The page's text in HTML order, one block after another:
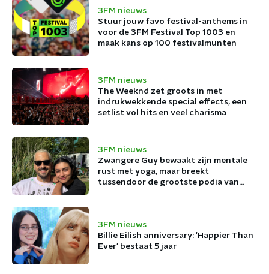
3FM nieuws
Stuur jouw favo festival-anthems in
voor de 3FM Festival Top 1003 en
maak kans op 100 festivalmunten
3FM nieuws
The Weeknd zet groots in met
indrukwekkende special effects, een
setlist vol hits en veel charisma
3FM nieuws
Zwangere Guy bewaakt zijn mentale
rust met yoga, maar breekt
tussendoor de grootste podia van
3FM nieuws
Billie Eilish anniversary: 'Happier Than
Ever' bestaat 5 jaar